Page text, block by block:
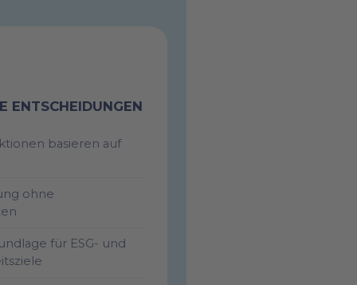
ENTSCHEIDUNGEN
basieren auf
ohne
für ESG- und